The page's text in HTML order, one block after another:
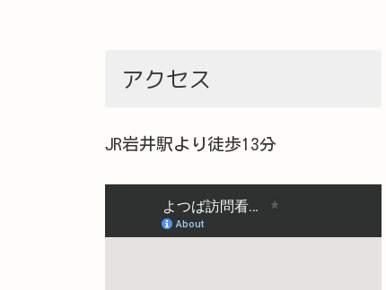
アクセス
JR岩井駅より徒歩13分